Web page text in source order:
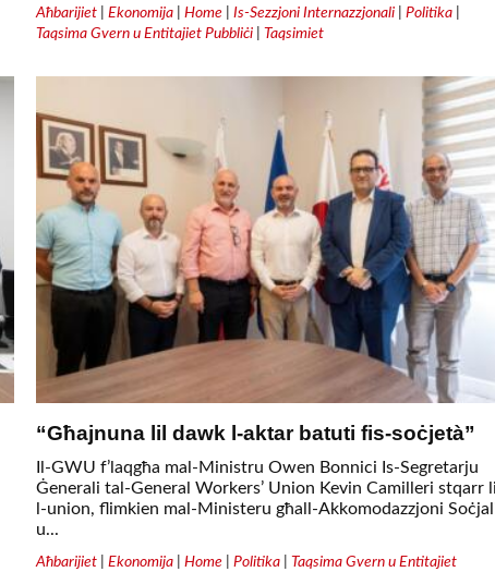
Aħbarijiet| Ekonomija| Home| Is-Sezzjoni Internazzjonali| Politika|
Taqsima Gvern u Entitajiet Pubbliċi| Taqsimiet
“Għajnuna lil dawk l-aktar batuti fis-soċjetà”
Il-GWU f’laqgħa mal-Ministru Owen Bonnici Is-Segretarju
Ġenerali tal-General Workers’ Union Kevin Camilleri stqarr
l-union, flimkien mal-Ministeru għall-Akkomodazzjoni
u...
Aħbarijiet| Ekonomija| Home| Politika| Taqsima Gvern u Entitajiet